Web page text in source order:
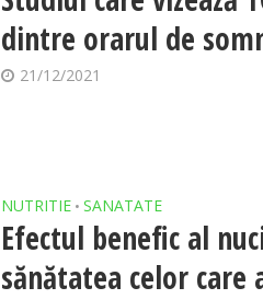
dintre orarul de
21/12/2021
NUTRITIE • SANATATE
Efectul benefic al
sănătatea celor care